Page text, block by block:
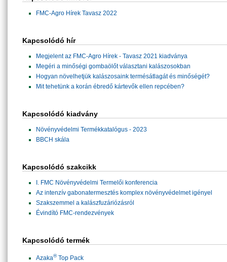
FMC-Agro Hírek Tavasz 2022
Kapcsolódó hír
Megjelent az FMC-Agro Hírek - Tavasz 2021 kiadványa
Megéri a minőségi gombaölőt választani kalászosokban
Hogyan növelhetjük kalászosaink termésátlagát és minőségét?
Mit tehetünk a korán ébredő kártevők ellen repcében?
Kapcsolódó kiadvány
Növényvédelmi Termékkatalógus - 2023
BBCH skála
Kapcsolódó szakcikk
I. FMC Növényvédelmi Termelői konferencia
Az intenzív gabonatermesztés komplex növényvédelmet igényel
Szakszemmel a kalászfuzáriózásról
Évindító FMC-rendezvények
Kapcsolódó termék
Azaka®Top Pack